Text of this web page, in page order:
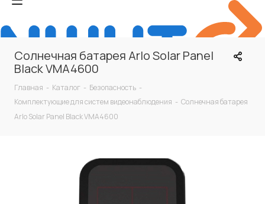
Солнечная батарея Arlo Solar Panel
Black VMA4600
Главная - Каталог - Безопасность -
Комплектующие для систем видеонаблюдения - Солнечная батарея
Arlo Solar Panel Black VMA4600